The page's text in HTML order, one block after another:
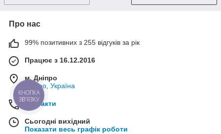
Про нас
99% позитивних з 255 відгуків за рік
Працює з 16.12.2016
м. Дніпро
Дніпро, Україна
Контакти
Сьогодні вихідний
Показати весь графік роботи